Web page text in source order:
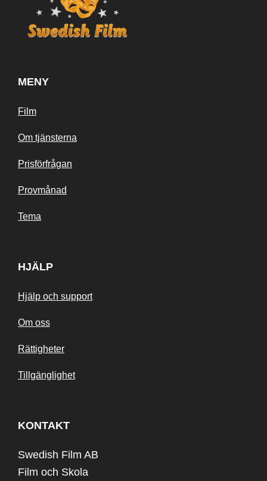
MENY
Film
Om tjänsterna
Prisförfrågan
Provmånad
Tema
HJÄLP
Hjälp och support
Om oss
Rättigheter
Tillgänglighet
KONTAKT
Swedish Film AB
Film och Skola